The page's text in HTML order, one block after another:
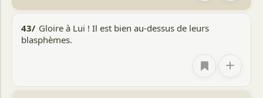
43/ Gloire à Lui ! Il est bien au-dessus de leurs
blasphèmes.
+